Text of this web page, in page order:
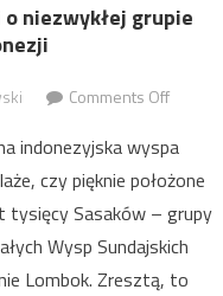
niezwykłej grupie
Comments Offon
wizytą
w
wiosce
Sade,
czyli
indonezyjska wyspa
czy pięknie położone
tysięcy Sasaków – grupy
Wysp Sundajskich
Lombok. Zresztą, to